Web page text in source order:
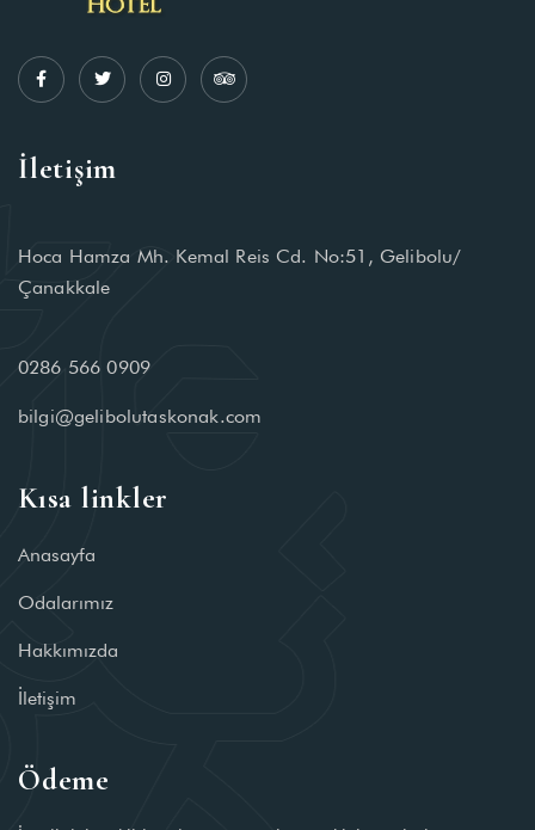
İletişim
Hoca Hamza Mh. Kemal Reis Cd. No:51, Gelibolu/
Çanakkale
0286 566 0909
bilgi@gelibolutaskonak.com
Kısa linkler
Anasayfa
Odalarımız
Hakkımızda
İletişim
Ödeme